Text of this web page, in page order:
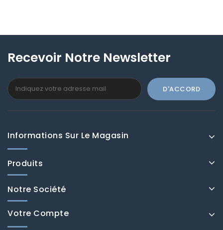
Recevoir Notre Newsletter
Informations Sur Le Magasin
Produits
Notre Société
Votre Compte